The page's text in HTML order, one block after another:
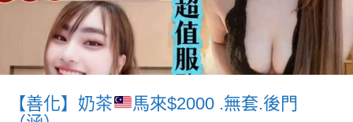
【善化】奶茶
馬來$2000 .無套.後門